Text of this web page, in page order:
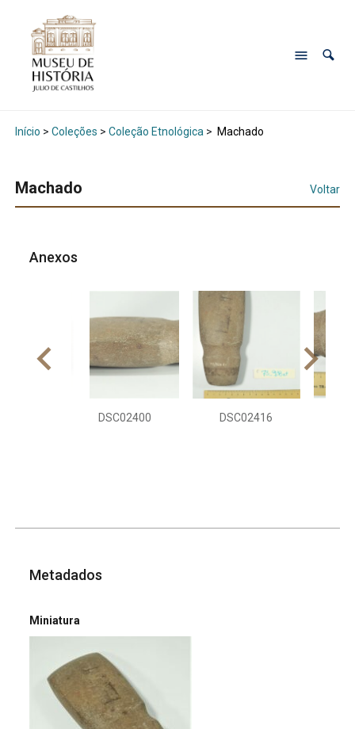
Início > Coleções > Coleção Etnológica > Machado
Machado Voltar
Anexos
DSC02400 DSC02416
Metadados
Miniatura